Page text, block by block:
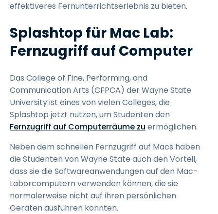
effektiveres Fernunterrichtserlebnis zu bieten.
Splashtop für Mac Lab:
Fernzugriff auf Computer
Das College of Fine, Performing, and
Communication Arts (CFPCA) der Wayne State
University ist eines von vielen Colleges, die
Splashtop jetzt nutzen, um Studenten den
Fernzugriff auf Computerräume zu ermöglichen.
Neben dem schnellen Fernzugriff auf Macs haben
die Studenten von Wayne State auch den Vorteil,
dass sie die Softwareanwendungen auf den Mac-
Laborcomputern verwenden können, die sie
normalerweise nicht auf ihren persönlichen
Geräten ausführen könnten.